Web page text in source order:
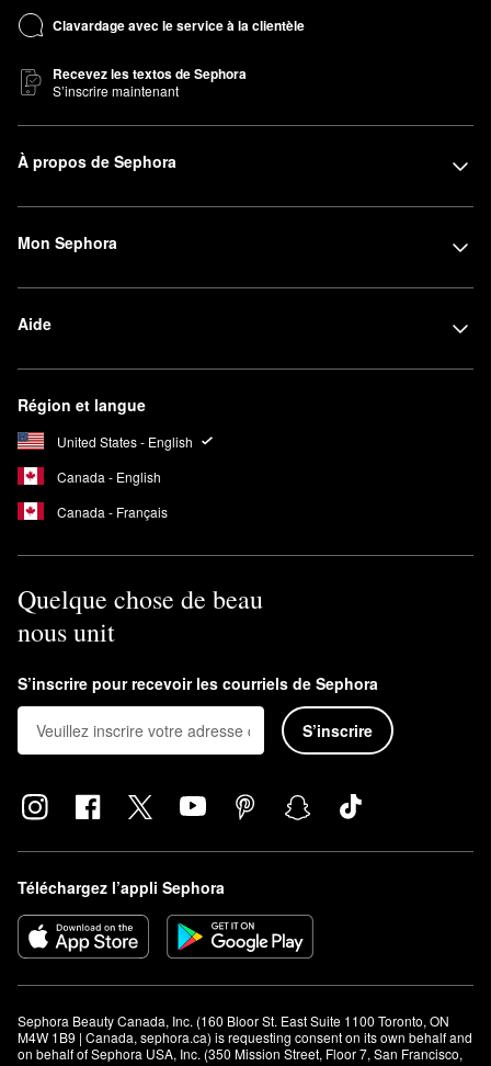
Clavardage avec le service à la clientèle
Recevez les textos de Sephora
S’inscrire maintenant
À propos de Sephora
Mon Sephora
Aide
Région et langue
United States - English
Canada - English
Canada - Français
Quelque chose de beau
nous unit
S’inscrire pour recevoir les courriels de Sephora
S’inscrire
Téléchargez l’appli Sephora
Sephora Beauty Canada, Inc. (160 Bloor St. East Suite 1100 Toronto, ON
M4W 1B9 | Canada, sephora.ca) is requesting consent on its own behalf and
on behalf of Sephora USA, Inc. (350 Mission Street, Floor 7, San Francisco,